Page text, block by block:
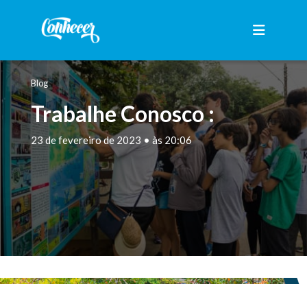
Blog
Trabalhe Conosco :
23 de fevereiro de 2023 • às 20:06